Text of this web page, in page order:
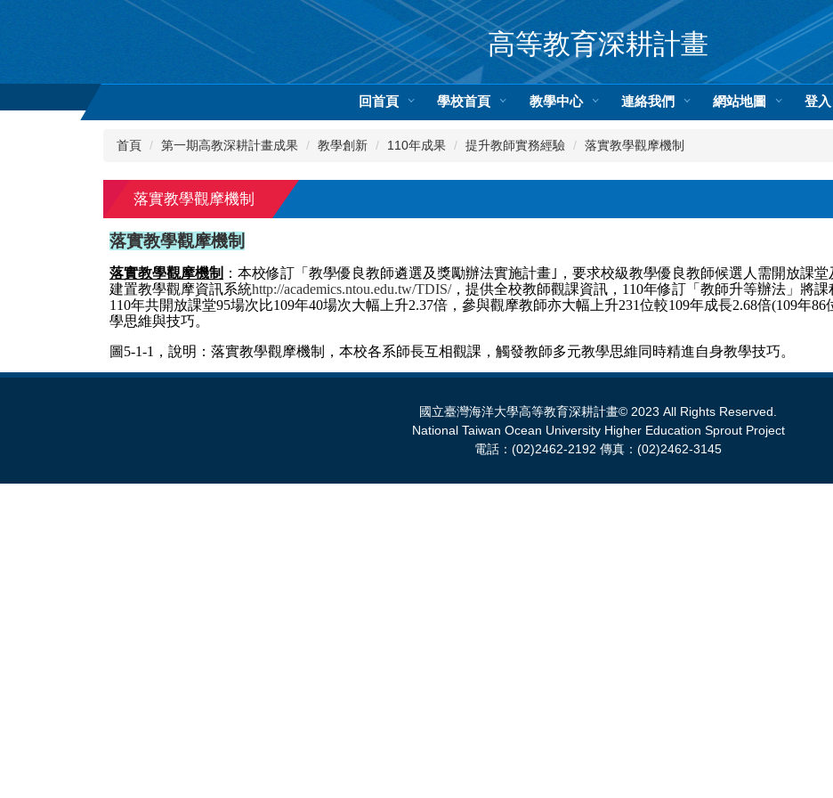
內
高等教育深耕計畫
回首頁 學校首頁 教學中心 連絡我們 網站地圖 登入
首頁 第一期高教深耕計畫成果 教學創新 110年成果 提升教師實務經驗 落實教學觀摩機制
落實教學觀摩機制
落實教學觀摩機制
落實教學觀摩機制 ：本校修訂「教學優良教師遴選及獎勵辦法實施計畫｣，要求校級教學優良教師候選人需開放課堂
建置教學觀摩資訊系統http://academics.ntou.edu.tw/TDIS/，提供全校教師觀課資訊，110年修訂「教師升等辦法」將課
110年共開放課堂95場次比109年40場次大幅上升2.37倍，參與觀摩教師亦大幅上升231位較109年成長2.68倍(109年
學思維與技巧。
圖5-1-1，說明：落實教學觀摩機制，本校各系師長互相觀課， 觸發教師多元教學思維同時精進自身教學技巧。
國立臺灣海洋大學高等教育深耕計畫© 2023 All Rights Reserved.
National Taiwan Ocean University Higher Education Sprout Project
電話：(02)2462-2192 傳真：(02)2462-3145